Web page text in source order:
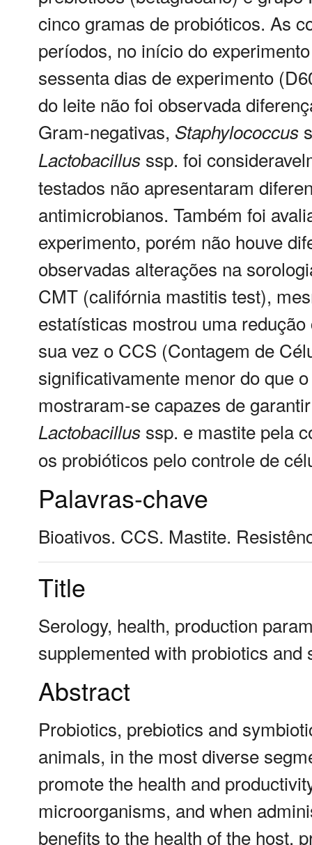
cinco gramas de probióticos. As
períodos, no início do
sessenta dias de experimento
do leite não foi observada
Gram-negativas, Staphylococcus
Lactobacillus ssp. foi
testados não apresentaram
antimicrobianos. Também foi
experimento, porém não houve
observadas alterações na
CMT (califórnia mastitis test),
estatísticas mostrou uma
sua vez o CCS (Contagem de
significativamente menor do que
mostraram-se capazes de
Lactobacillus ssp. e mastite pela
os probióticos pelo controle de
Palavras-chave
Bioativos. CCS. Mastite.
Title
Serology, health, production
supplemented with probiotics and
Abstract
Probiotics, prebiotics and
animals, in the most diverse
promote the health and
microorganisms, and when
benefits to the health of the host,